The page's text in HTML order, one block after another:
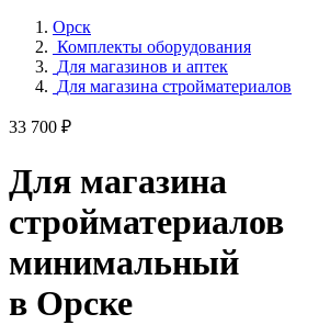
Орск
Комплекты оборудования
Для магазинов и аптек
Для магазина стройматериалов
33 700 ₽
Для магазина
стройматериалов
минимальный
в Орске